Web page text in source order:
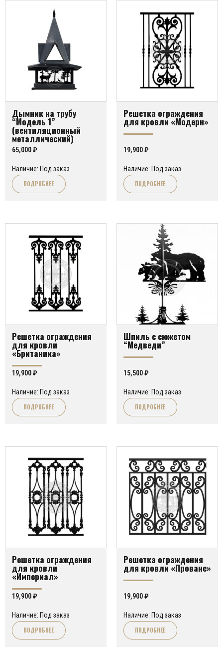
Дымник на трубу
“Модель 1”
(вентиляционный
металлический)
65,000₽
Наличие: Под заказ
ПОДРОБНЕЕ
Решетка ограждения
для кровли «Модерн»
19,900₽
Наличие: Под заказ
ПОДРОБНЕЕ
Решетка ограждения
для кровли
«Британика»
19,900₽
Наличие: Под заказ
ПОДРОБНЕЕ
Шпиль с сюжетом
“Медведи”
15,500₽
Наличие: Под заказ
ПОДРОБНЕЕ
Решетка ограждения
для кровли
«Империал»
19,900₽
Наличие: Под заказ
ПОДРОБНЕЕ
Решетка ограждения
для кровли «Прованс»
19,900₽
Наличие: Под заказ
ПОДРОБНЕЕ